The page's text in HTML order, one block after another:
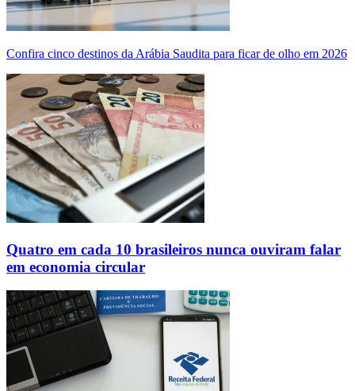
Confira cinco destinos da Arábia Saudita para ficar de olho em 2026
Quatro em cada 10 brasileiros nunca ouviram falar
em economia circular